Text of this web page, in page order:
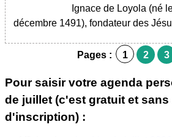
Ignace de Loyola (né
décembre 1491), fondateur des
Pages : 1 2 3
Pour saisir votre agenda
de juillet (c'est gratuit et sans
d'inscription) :